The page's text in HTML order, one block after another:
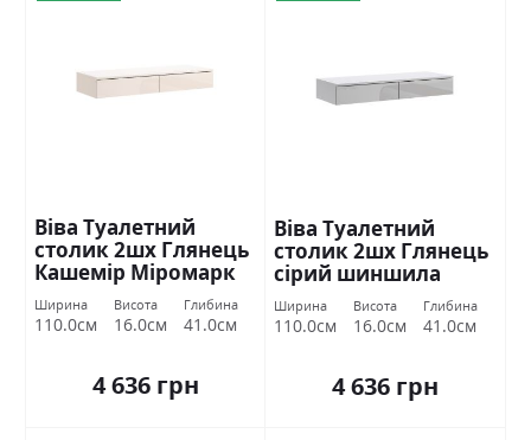
Віва Туалетний
столик 2шх Глянець
Кашемір Міромарк
Ширина
110.0см
Висота
16.0см
Глибина
41.0см
4 636 грн
Віва Туалетний
столик 2шх Глянець
сірий шиншила
Міромарк
Ширина
110.0см
Висота
16.0см
Глибина
41.0см
4 636 грн